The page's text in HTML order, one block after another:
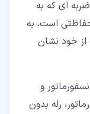
ای که به
است، به
از خود نشان
و
رله بدون